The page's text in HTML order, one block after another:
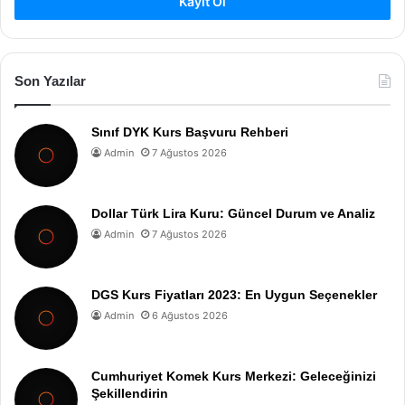
Son Yazılar
Sınıf DYK Kurs Başvuru Rehberi
Admin 7 Ağustos 2026
Dollar Türk Lira Kuru: Güncel Durum ve Analiz
Admin 7 Ağustos 2026
DGS Kurs Fiyatları 2023: En Uygun Seçenekler
Admin 6 Ağustos 2026
Cumhuriyet Komek Kurs Merkezi: Geleceğinizi
Şekillendirin